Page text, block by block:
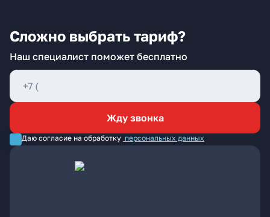
Сложно выбрать тариф?
Наш специалист поможет бесплатно
Жду звонка
Даю согласие на обработку персональных данных